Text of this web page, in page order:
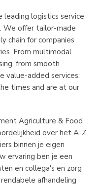
leading logistics service
We offer tailor-made
chain for companies
From multimodal
from smooth
value-added services:
times and are at our
Agriculture & Food
over het A-Z
binnen je eigen
ervaring ben je een
en collega's en zorg
afhandeling